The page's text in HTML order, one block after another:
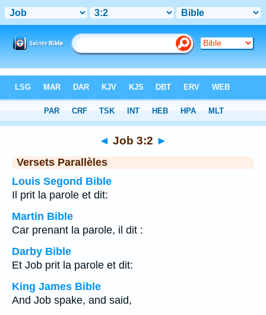
Chapitre 3 > Verset 2
◄ Job 3:2 ►
Versets Parallèles
Louis Segond Bible
Il prit la parole et dit:
Martin Bible
Car prenant la parole, il dit :
Darby Bible
Et Job prit la parole et dit:
King James Bible
And Job spake, and said,